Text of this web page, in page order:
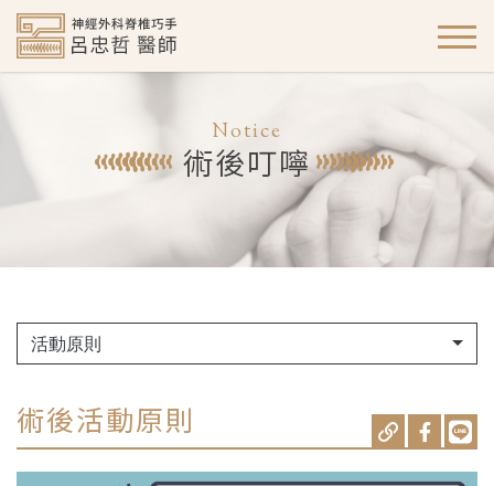
Notice
術後叮嚀
活動原則
術後活動原則